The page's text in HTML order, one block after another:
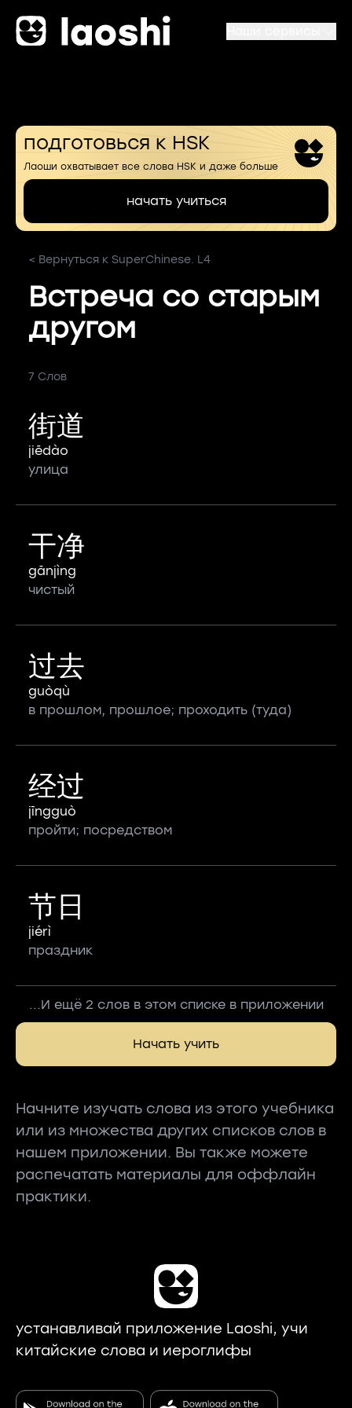
подготовься к HSK
Лаоши охватывает все слова HSK и даже больше
начать учиться
< Вернуться к SuperChinese. L4
Встреча со старым
другом
7 Слов
街道
jiēdào
улица
干净
gānjìng
чистый
过去
guòqù
в прошлом, прошлое; проходить (туда)
经过
jīngguò
пройти; посредством
节日
jiérì
праздник
...И ещё 2 слов в этом списке в приложении
Начать учить
Начните изучать слова из этого учебника
или из множества других списков слов в
нашем приложении. Вы также можете
распечатать материалы для оффлайн
практики.
устанавливай приложение Laoshi, учи
китайские слова и иероглифы